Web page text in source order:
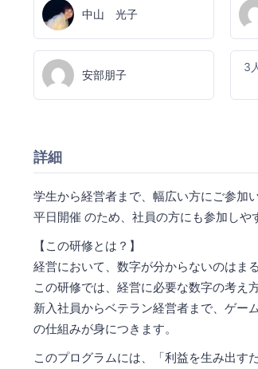
中山 光子
安部朋子
3
詳細
学生から経営者まで、幅広い方にご参加
平日開催 のため、社員の方にも参加しや
【この研修とは？】
経営において、数字が分からないのはま
この研修では、経営に必要な数字の考え
新入社員からベテラン経営者まで、ゲー
の仕組みが身につきます。
このプログラムには、「利益を生み出す